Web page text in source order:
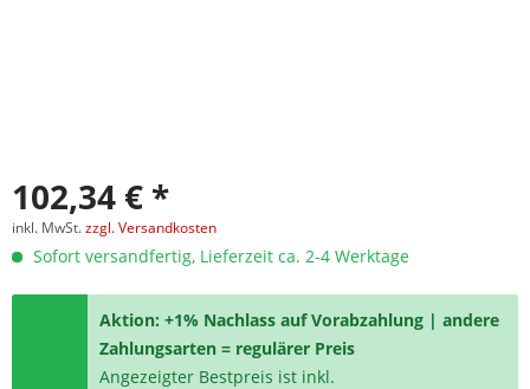
102,34 € *
inkl. MwSt.zzgl. Versandkosten
Sofort versandfertig, Lieferzeit ca. 2-4 Werktage
Aktion: +1% Nachlass auf Vorabzahlung | andere
Zahlungsarten = regulärer Preis
Angezeigter Bestpreis ist inkl.